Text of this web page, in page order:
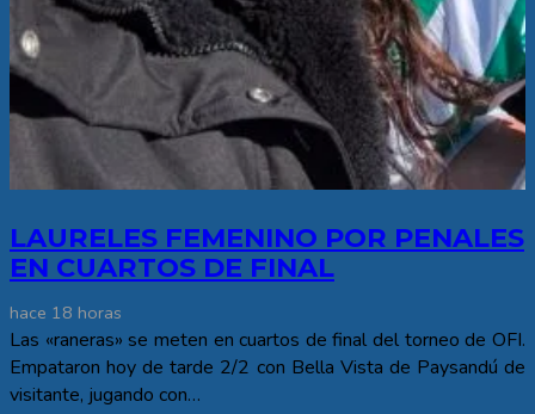
LAURELES FEMENINO POR PENALES
EN CUARTOS DE FINAL
hace 18 horas
Las «raneras» se meten en cuartos de final del torneo de OFI.
Empataron hoy de tarde 2/2 con Bella Vista de Paysandú de
visitante, jugando con…